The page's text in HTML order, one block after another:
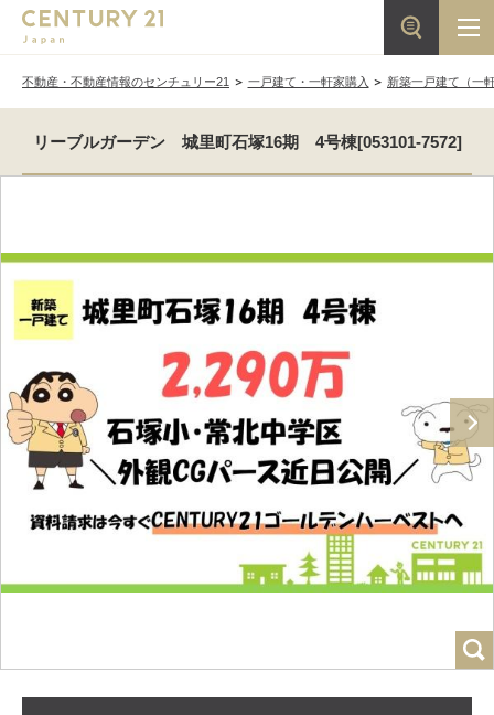
不動産・不動産情報のセンチュリー21 一戸建て・一軒家購入 新築一戸建て（一
リーブルガーデン 城里町石塚16期 4号棟[053101-7572]